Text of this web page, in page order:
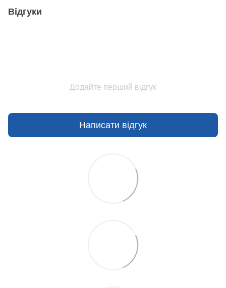
Відгуки
Додайте перший відгук
Написати відгук